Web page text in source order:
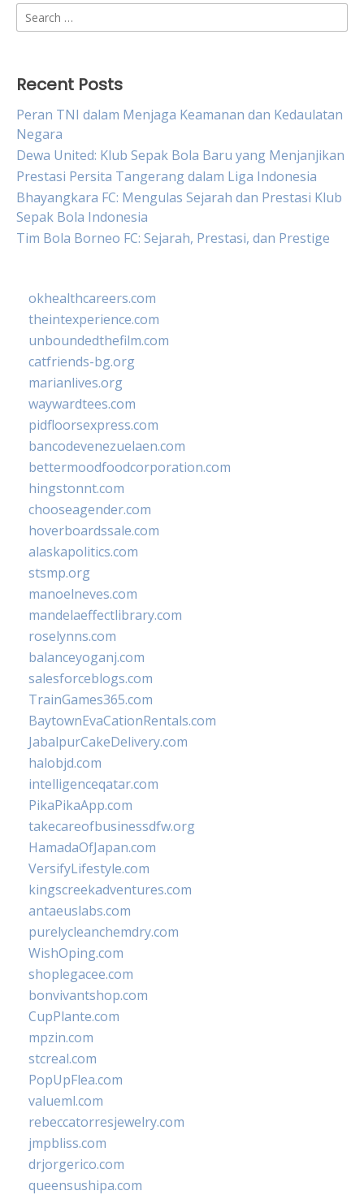
Search
for:
Recent Posts
Peran TNI dalam Menjaga Keamanan dan Kedaulatan
Negara
Dewa United: Klub Sepak Bola Baru yang Menjanjikan
Prestasi Persita Tangerang dalam Liga Indonesia
Bhayangkara FC: Mengulas Sejarah dan Prestasi Klub
Sepak Bola Indonesia
Tim Bola Borneo FC: Sejarah, Prestasi, dan Prestige
okhealthcareers.com
theintexperience.com
unboundedthefilm.com
catfriends-bg.org
marianlives.org
waywardtees.com
pidfloorsexpress.com
bancodevenezuelaen.com
bettermoodfoodcorporation.com
hingstonnt.com
chooseagender.com
hoverboardssale.com
alaskapolitics.com
stsmp.org
manoelneves.com
mandelaeffectlibrary.com
roselynns.com
balanceyoganj.com
salesforceblogs.com
TrainGames365.com
BaytownEvaCationRentals.com
JabalpurCakeDelivery.com
halobjd.com
intelligenceqatar.com
PikaPikaApp.com
takecareofbusinessdfw.org
HamadaOfJapan.com
VersifyLifestyle.com
kingscreekadventures.com
antaeuslabs.com
purelycleanchemdry.com
WishOping.com
shoplegacee.com
bonvivantshop.com
CupPlante.com
mpzin.com
stcreal.com
PopUpFlea.com
valueml.com
rebeccatorresjewelry.com
jmpbliss.com
drjorgerico.com
queensushipa.com